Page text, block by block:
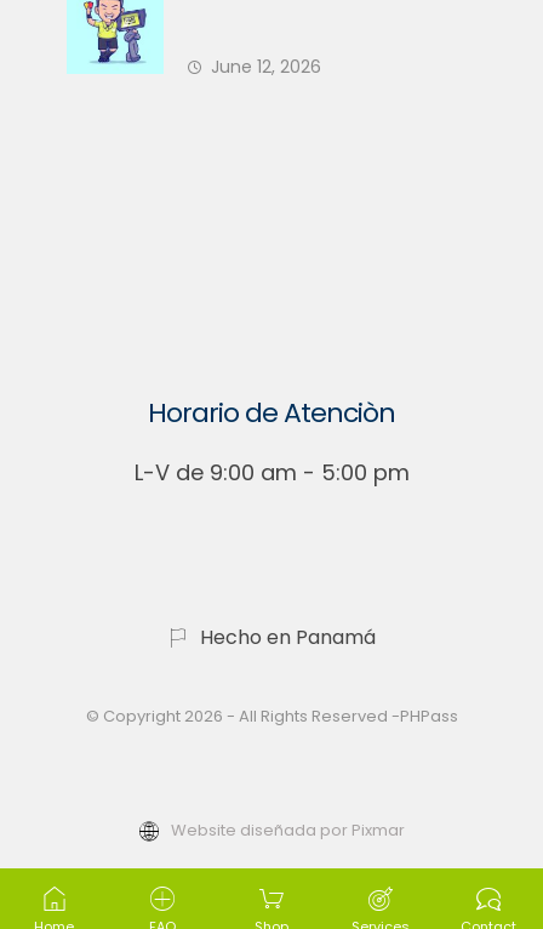
Su PH Preparado?
June 12, 2026
Horario de Atenciòn
L-V de 9:00 am - 5:00 pm
Hecho en Panamá
© Copyright 2026 - All Rights Reserved -PHPass
Website diseñada por Pixmar